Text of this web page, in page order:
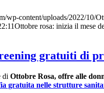
wp-content/uploads/2022/10/
Ottobre rosa: inizia il mese
gratuiti di
di Ottobre Rosa, offre alle
gratuita nelle strutture